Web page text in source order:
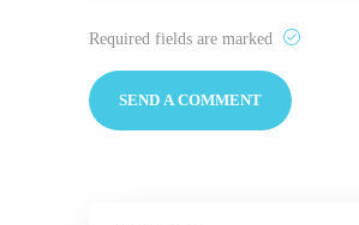
Required fields are marked